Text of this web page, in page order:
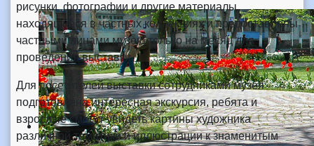
рисунки, фотографии и другие материалы,
находящиеся в частных коллекциях и предоставлены
частными лицами музею только на месяц для
проведения выставки.
Для посетителей выставки сотрудниками музея
подготовлена интересная экскурсия, ребята и
взрослые смогут увидеть картины художника
различной тематики и иллюстрации к знаменитым